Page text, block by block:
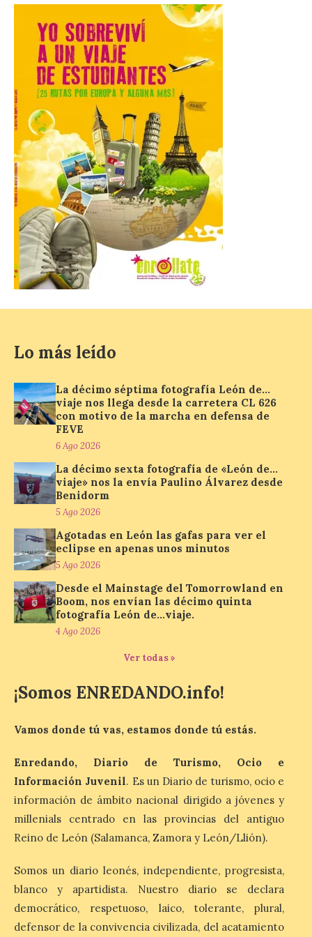
Hierro
6 Ago 2026
La novena campaña
arqueológica centrará sus
trabajos en el estudio de la
organización urbana y la
vida cotidiana del poblado
y contará con la participación de
estudiantes del grado en Historia. La
excavación se complementará con
actividades de divulgación abiertas […]
El Mercado Medieval abre
sus puertas en La Bañeza
con más de 60 puestos y
un amplio programa de
animación.
La programación
incorpora un amplio
todos los públicos. La
Bañeza inauguró en la tarde de este
martes 4 de agosto una nueva edición de
su tradicional Mercado Medieval, que
hasta el próximo 6 […]
Un viaje a la Antigüedad:
el Museo del Prado
propone un recorrido por
obras de su Colección de
inspiración clásica
Al hilo del estreno de La
Odisea de Christopher
reúne una selección de
viajes, que se suceden al ritmo de un
evocador tema de La […]
Patrimonio Nacional
cancela la temporada de
fuentes de La Granja ante
la escasez de agua
6 Ago 2026
Esta medida afecta a los
espectáculos nocturnos
de la Fuente Baños de
Diana previstos para los
días 8, 15 y 22 de agosto,
así como al encendido extraordinario del
Lo más leído
La décimo séptima fotografía León de…
viaje nos llega desde la carretera CL 626
con motivo de la marcha en defensa de
FEVE
6 Ago 2026
La décimo sexta fotografía de «León de…
viaje» nos la envía Paulino Álvarez desde
Benidorm
5 Ago 2026
Agotadas en León las gafas para ver el
eclipse en apenas unos minutos
5 Ago 2026
Desde el Mainstage del Tomorrowland en
Boom, nos envían las décimo quinta
fotografía León de…viaje.
4 Ago 2026
Ver todas »
¡Somos ENREDANDO.info!
Vamos donde tú vas, estamos donde tú estás.
Enredando, Diario de Turismo, Ocio e
Información Juvenil. Es un Diario de turismo, ocio e
información de ámbito nacional dirigido a jóvenes y
millenials centrado en las provincias del antiguo
Reino de León (Salamanca, Zamora y León/Llión).
Somos un diario leonés, independiente, progresista,
blanco y apartidista. Nuestro diario se declara
democrático, respetuoso, laico, tolerante, plural,
defensor de la convivencia civilizada, del acatamiento